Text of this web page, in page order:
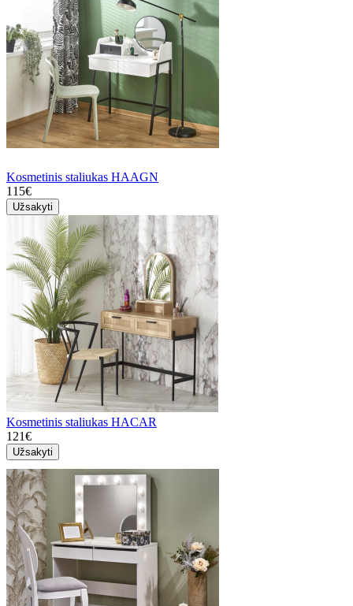
Kosmetinis staliukas HAAGN
115€
Užsakyti
Kosmetinis staliukas HACAR
121€
Užsakyti